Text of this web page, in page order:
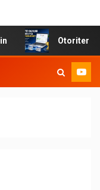
Otoriter